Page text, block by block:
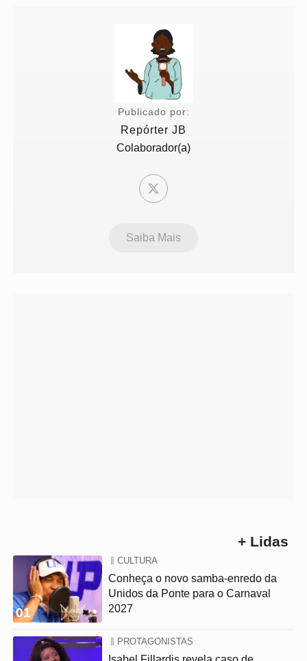
Publicado por:
Repórter JB
Colaborador(a)
Saiba Mais
+ Lidas
01
CULTURA
Conheça o novo samba-enredo da
Unidos da Ponte para o Carnaval
2027
PROTAGONISTAS